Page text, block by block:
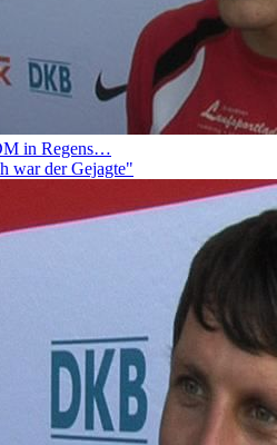
in Regens…
war der Gejagte"